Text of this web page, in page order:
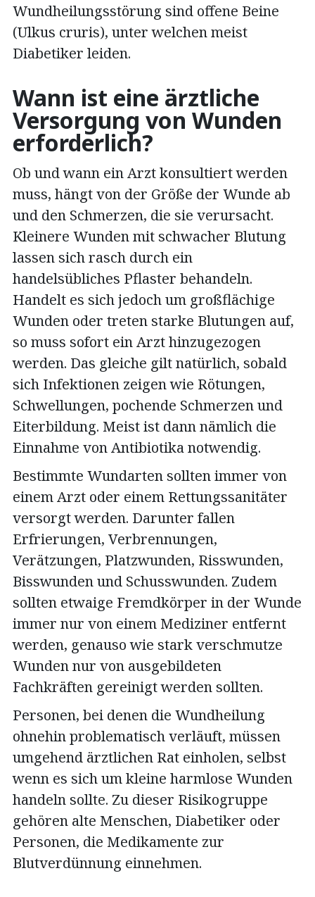
Wundheilungsstörung sind offene Beine
(Ulkus cruris), unter welchen meist
Diabetiker leiden.
Wann ist eine ärztliche
Versorgung von Wunden
erforderlich?
Ob und wann ein Arzt konsultiert werden
muss, hängt von der Größe der Wunde ab
und den Schmerzen, die sie verursacht.
Kleinere Wunden mit schwacher Blutung
lassen sich rasch durch ein
handelsübliches Pflaster behandeln.
Handelt es sich jedoch um großflächige
Wunden oder treten starke Blutungen auf,
so muss sofort ein Arzt hinzugezogen
werden. Das gleiche gilt natürlich, sobald
sich Infektionen zeigen wie Rötungen,
Schwellungen, pochende Schmerzen und
Eiterbildung. Meist ist dann nämlich die
Einnahme von Antibiotika notwendig.
Bestimmte Wundarten sollten immer von
einem Arzt oder einem Rettungssanitäter
versorgt werden. Darunter fallen
Erfrierungen, Verbrennungen,
Verätzungen, Platzwunden, Risswunden,
Bisswunden und Schusswunden. Zudem
sollten etwaige Fremdkörper in der Wunde
immer nur von einem Mediziner entfernt
werden, genauso wie stark verschmutze
Wunden nur von ausgebildeten
Fachkräften gereinigt werden sollten.
Personen, bei denen die Wundheilung
ohnehin problematisch verläuft, müssen
umgehend ärztlichen Rat einholen, selbst
wenn es sich um kleine harmlose Wunden
handeln sollte. Zu dieser Risikogruppe
gehören alte Menschen, Diabetiker oder
Personen, die Medikamente zur
Blutverdünnung einnehmen.